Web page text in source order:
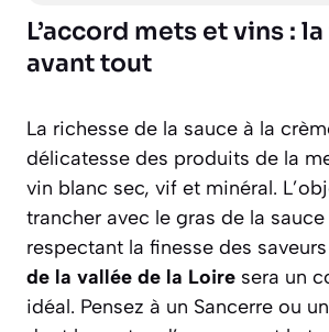
L’accord mets et vins :
avant tout
La richesse de la sauce à la
délicatesse des produits de la
vin blanc sec, vif et minéral.
trancher avec le gras de la
respectant la finesse des
de la vallée de la Loire sera un
idéal. Pensez à un Sancerre ou un